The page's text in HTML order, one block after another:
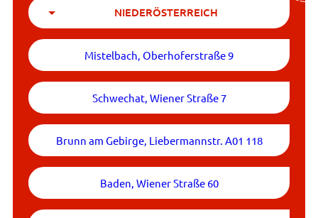
NIEDERÖSTERREICH
Mistelbach, Oberhoferstraße 9
Schwechat, Wiener Straße 7
Brunn am Gebirge, Liebermannstr. A01 118
Baden, Wiener Straße 60